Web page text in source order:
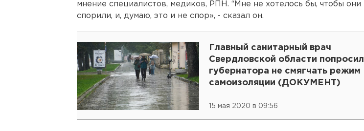
мнение специалистов, медиков, РПН. “Мне не хотелось бы, чтобы они
спорили, и, думаю, это и не спор», - сказал он.
Главный санитарный врач
Свердловской области попросил
губернатора не смягчать режим
самоизоляции (ДОКУМЕНТ)
15 мая 2020 в 09:56